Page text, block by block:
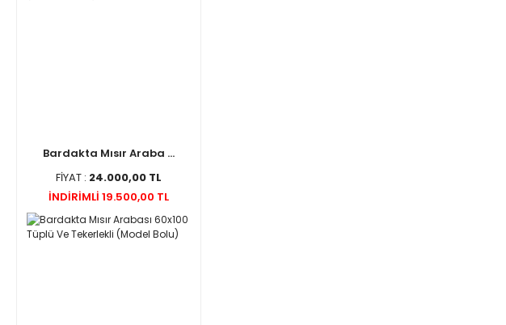
Bardakta Mısır Araba ...
FİYAT : 24.000,00 TL
İNDİRİMLİ 19.500,00 TL